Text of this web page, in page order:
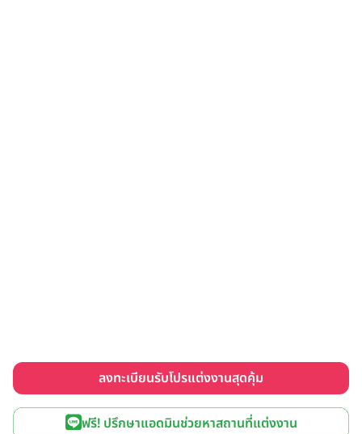
ลงทะเบียนรับโปรแต่งงานสุดคุ้ม
ฟรี! ปรึกษาแอดมินช่วยหาสถานที่แต่งงาน